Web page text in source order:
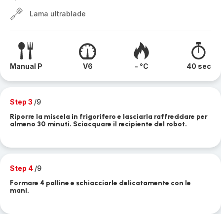
Lama ultrablade
Manual P V6 - °C 40 sec
Step 3 /9
Riporre la miscela in frigorifero e lasciarla raffreddare per
almeno 30 minuti. Sciacquare il recipiente del robot.
Step 4 /9
Formare 4 palline e schiacciarle delicatamente con le
mani.